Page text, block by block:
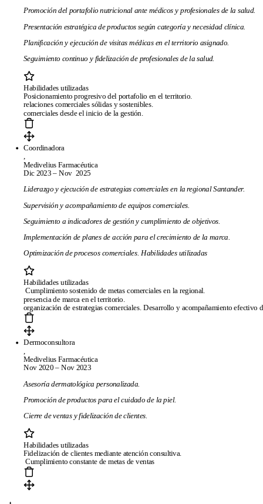
Promoción del portafolio nutricional ante médicos y profesionales de la salud.
Presentación estratégica de productos según categoría y necesidad clínica.
Planificación y ejecución de visitas médicas en el territorio asignado.
Seguimiento continuo y fidelización de profesionales de la salud.
Habilidades
Posicionamiento progresivo del portafolio en el
relaciones comerciales sólidas y sostenibles.
comerciales desde el inicio de la gestión.
Coordinadora
,
Medivelius Farmacéutica
Dic 2023 – Nov 2025
Liderazgo y ejecución de estrategias comerciales en la regional Santander.
Supervisión y acompañamiento de equipos comerciales.
Seguimiento a indicadores de gestión y cumplimiento de objetivos.
Implementación de planes de acción para el crecimiento de la marca.
Optimización de procesos comerciales. Habilidades utilizadas
Habilidades
Cumplimiento sostenido de metas comerciales en la
presencia de marca en el territorio. Mejora
organización de estrategias comerciales. Desarrollo y acompañamiento efectivo
Dermoconsultora
Medivelius Farmacéutica
Nov 2020 – Nov 2023
Asesoría dermatológica personalizada.
Promoción de productos para el cuidado de la piel.
Cierre de ventas y fidelización de clientes.
Habilidades
Fidelización de clientes mediante
Cumplimiento constante de metas de ventas
Páginas
Plantillas de currículum gratis Plantillas compatibles con ATS
mejor creador de currículums online Preguntas frecuentes Creador
de currículums a partir de LinkedIn
horas
Empresa
Sobre CandyCV Metodología editorial
Términos de Servicio